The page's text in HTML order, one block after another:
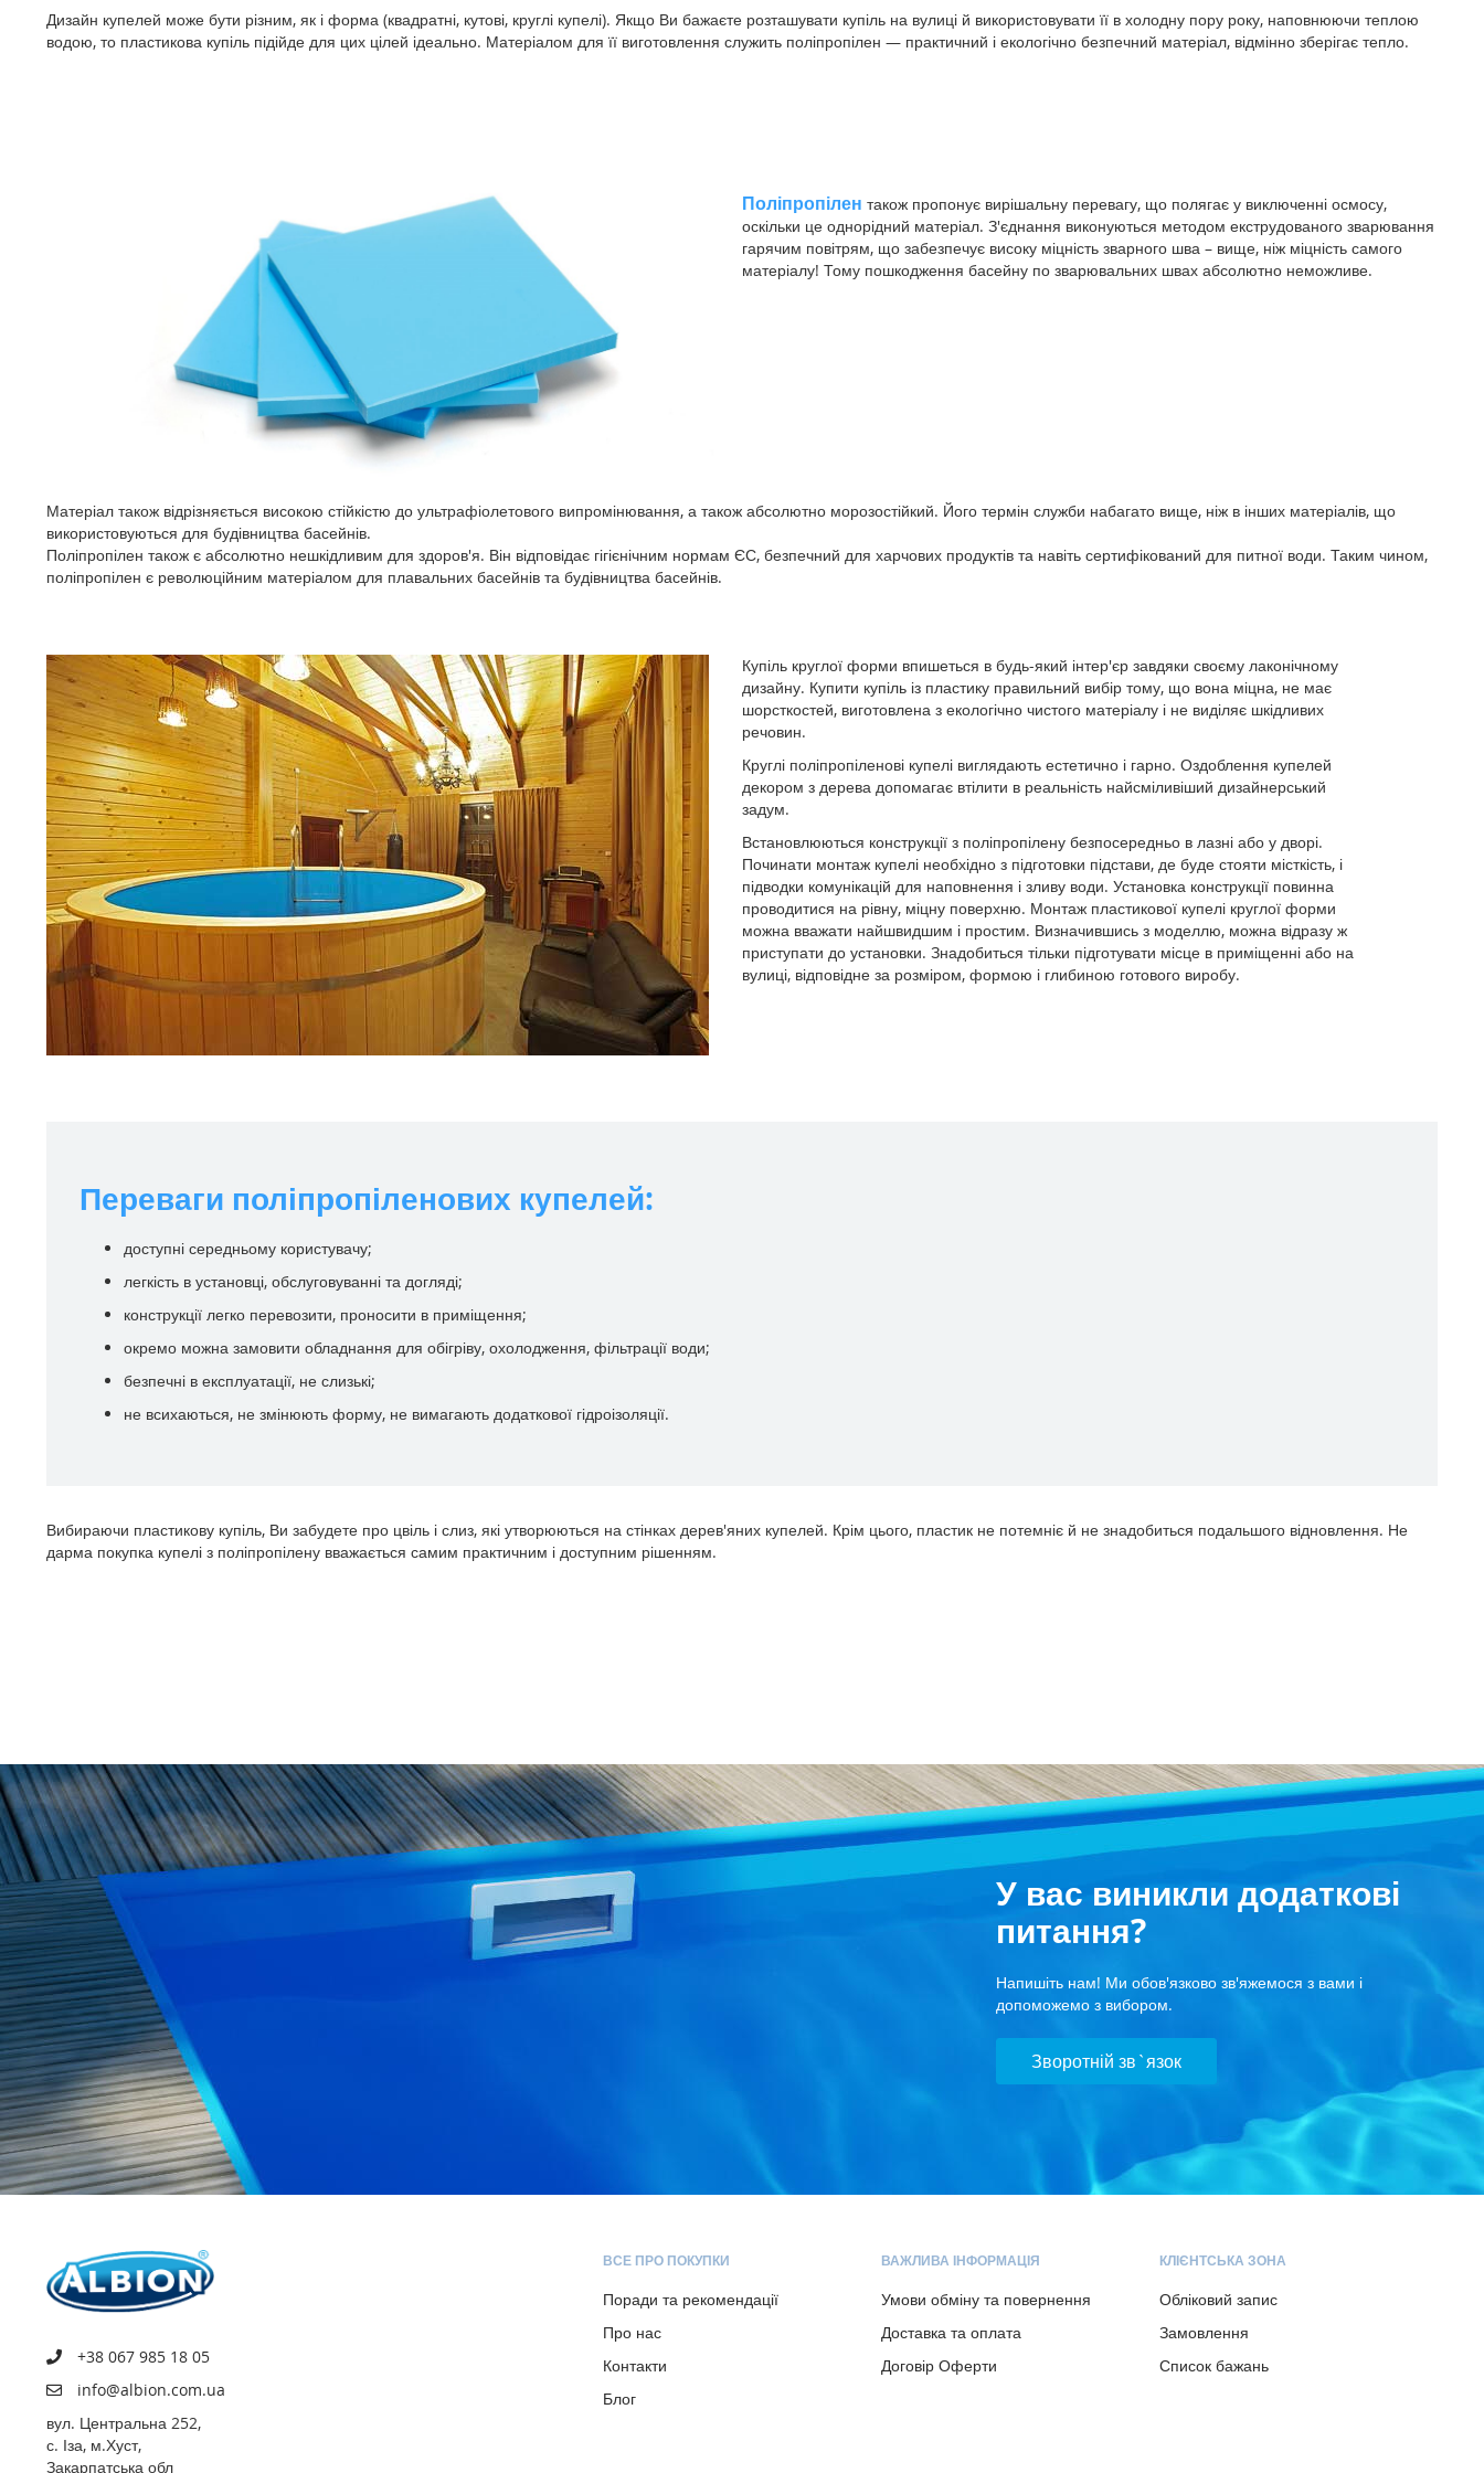
Дизайн купелей може бути різним, як і форма (квадратні, кутові, круглі купелі). Якщо Ви бажаєте розташувати купіль на вулиці й використовувати її в холодну пору року, наповнюючи теплою
водою, то пластикова купіль підійде для цих цілей ідеально. Матеріалом для її виготовлення служить поліпропілен — практичний і екологічно безпечний матеріал, відмінно зберігає тепло.
Поліпропілен також пропонує вирішальну перевагу, що полягає у виключенні осмосу,
оскільки це однорідний матеріал. З'єднання виконуються методом екструдованого зварювання
гарячим повітрям, що забезпечує високу міцність зварного шва – вище, ніж міцність самого
матеріалу! Тому пошкодження басейну по зварювальних швах абсолютно неможливе.
Матеріал також відрізняється високою стійкістю до ультрафіолетового випромінювання, а також абсолютно морозостійкий. Його термін служби набагато вище, ніж в інших матеріалів, що
використовуються для будівництва басейнів.
Поліпропілен також є абсолютно нешкідливим для здоров'я. Він відповідає гігієнічним нормам ЄС, безпечний для харчових продуктів та навіть сертифікований для питної води. Таким чином,
поліпропілен є революційним матеріалом для плавальних басейнів та будівництва басейнів.
Купіль круглої форми впишеться в будь-який інтер'єр завдяки своєму лаконічному
дизайну. Купити купіль із пластику правильний вибір тому, що вона міцна, не має
шорсткостей, виготовлена ​​з екологічно чистого матеріалу і не виділяє шкідливих
речовин.
Круглі поліпропіленові купелі виглядають естетично і гарно. Оздоблення купелей
декором з дерева допомагає втілити в реальність найсміливіший дизайнерський
задум.
Встановлюються конструкції з поліпропілену безпосередньо в лазні або у дворі.
Починати монтаж купелі необхідно з підготовки підстави, де буде стояти місткість, і
підводки комунікацій для наповнення і зливу води. Установка конструкції повинна
проводитися на рівну, міцну поверхню. Монтаж пластикової купелі круглої форми
можна вважати найшвидшим і простим. Визначившись з моделлю, можна відразу ж
приступати до установки. Знадобиться тільки підготувати місце в приміщенні або на
вулиці, відповідне за розміром, формою і глибиною готового виробу.
Переваги поліпропіленових купелей:
доступні середньому користувачу;
легкість в установці, обслуговуванні та догляді;
конструкції легко перевозити, проносити в приміщення;
окремо можна замовити обладнання для обігріву, охолодження, фільтрації води;
безпечні в експлуатації, не слизькі;
не всихаються, не змінюють форму, не вимагають додаткової гідроізоляції.
Вибираючи пластикову купіль, Ви забудете про цвіль і слиз, які утворюються на стінках дерев'яних купелей. Крім цього, пластик не потемніє й не знадобиться подальшого відновлення. Не
дарма покупка купелі з поліпропілену вважається самим практичним і доступним рішенням.
У вас виникли додаткові
питання?
Напишіть нам! Ми обов'язково зв'яжемося з вами і
допоможемо з вибором.
Зворотній зв`язок
+38 067 985 18 05
info@albion.com.ua
вул. Центральна 252,
с. Іза, м.Хуст,
Закарпатська обл
ВСЕ ПРО ПОКУПКИ
Поради та рекомендації
Про нас
Контакти
Блог
ВАЖЛИВА ІНФОРМАЦІЯ
Умови обміну та повернення
Доставка та оплата
Договір Оферти
КЛІЄНТСЬКА ЗОНА
Обліковий запис
Замовлення
Список бажань